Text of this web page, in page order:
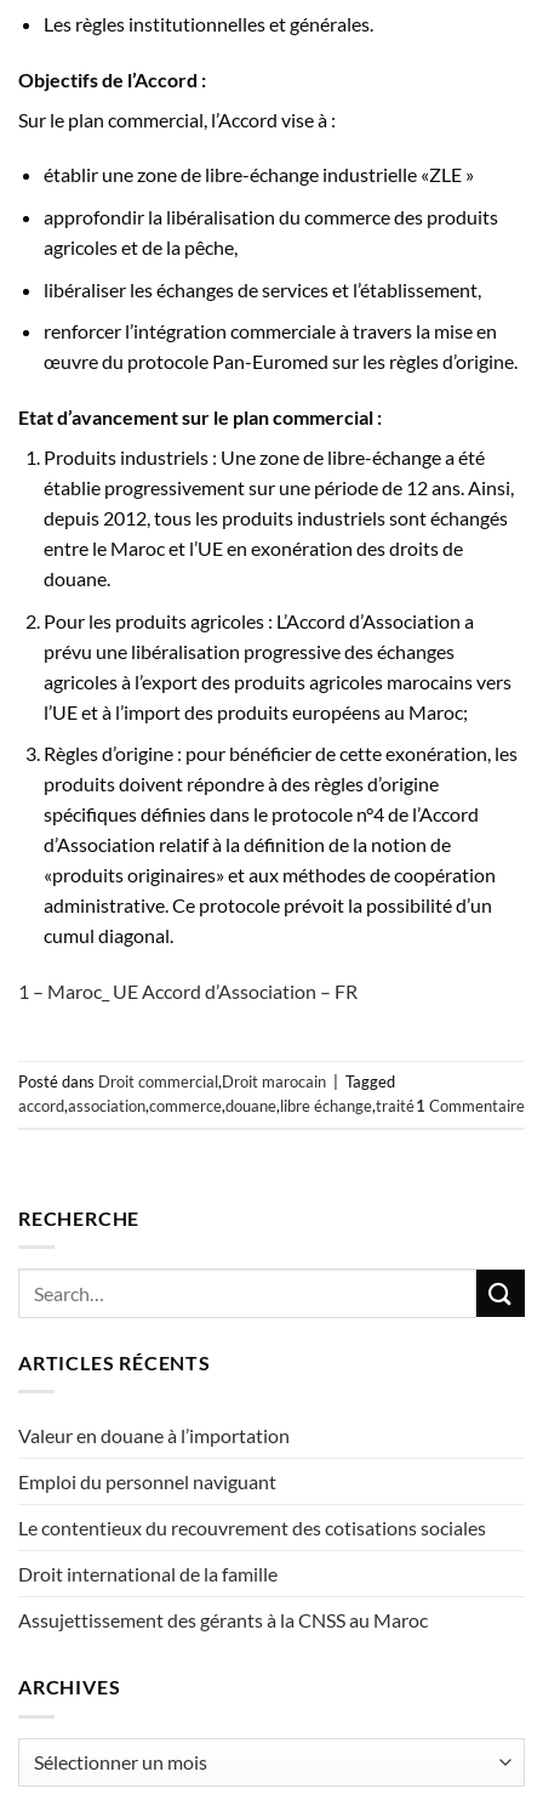
Les règles institutionnelles et générales.
Objectifs de l’Accord :
Sur le plan commercial, l’Accord vise à :
établir une zone de libre-échange industrielle «ZLE »
approfondir la libéralisation du commerce des produits
agricoles et de la pêche,
libéraliser les échanges de services et l’établissement,
renforcer l’intégration commerciale à travers la mise en
œuvre du protocole Pan-Euromed sur les règles d’origine.
Etat d’avancement sur le plan commercial :
Produits industriels : Une zone de libre-échange a été
établie progressivement sur une période de 12 ans. Ainsi,
depuis 2012, tous les produits industriels sont échangés
entre le Maroc et l’UE en exonération des droits de
douane.
Pour les produits agricoles : L’Accord d’Association a
prévu une libéralisation progressive des échanges
agricoles à l’export des produits agricoles marocains vers
l’UE et à l’import des produits européens au Maroc;
Règles d’origine : pour bénéficier de cette exonération, les
produits doivent répondre à des règles d’origine
spécifiques définies dans le protocole n°4 de l’Accord
d’Association relatif à la définition de la notion de
«produits originaires» et aux méthodes de coopération
administrative. Ce protocole prévoit la possibilité d’un
cumul diagonal.
1 – Maroc_ UE Accord d’Association – FR
Posté dans Droit commercial,Droit marocain
Tagged
accord,association,commerce,douane,libre échange,traité1 Commentaire
RECHERCHE
ARTICLES RÉCENTS
Valeur en douane à l’importation
Emploi du personnel naviguant
Le contentieux du recouvrement des cotisations sociales
Droit international de la famille
Assujettissement des gérants à la CNSS au Maroc
ARCHIVES